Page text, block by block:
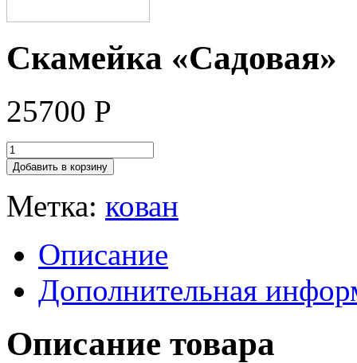
Скамейка «Садовая»
25700 Р
Добавить в корзину
Метка: кован
Описание
Дополнительная
Описание товара